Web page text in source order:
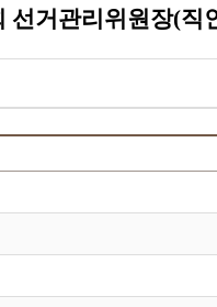
선거관리위원장(직